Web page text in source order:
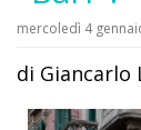
mercoledì 4
di Giancarlo